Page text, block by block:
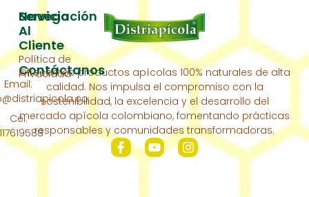
Ofrecemos productos apícolas 100% naturales de alta
calidad. Nos impulsa el compromiso con la
sostenibilidad, la excelencia y el desarrollo del
mercado apícola colombiano, fomentando prácticas
responsables y comunidades transformadoras.
Servicio
Al
Cliente
Política de
Privacidad
Navegación
Inicio
Acerca
De
Nosotros
Nuestra
Colmena
Contáctanos
Contáctanos
Email:
Cel: